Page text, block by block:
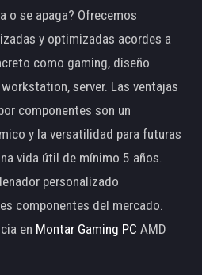
o se apaga? Ofrecemos
y optimizadas acordes a
como gaming, diseño
server. Las ventajas
componentes son un
y la versatilidad para futuras
vida útil de mínimo 5 años.
personalizado
componentes del mercado.
en Montar Gaming PC AMD